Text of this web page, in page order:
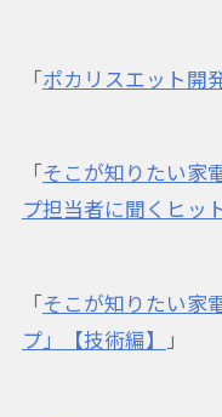
「ポカリスエット開
「そこが知りたい家
プ担当者に聞くヒッ
「そこが知りたい家
プ」【技術編】
」